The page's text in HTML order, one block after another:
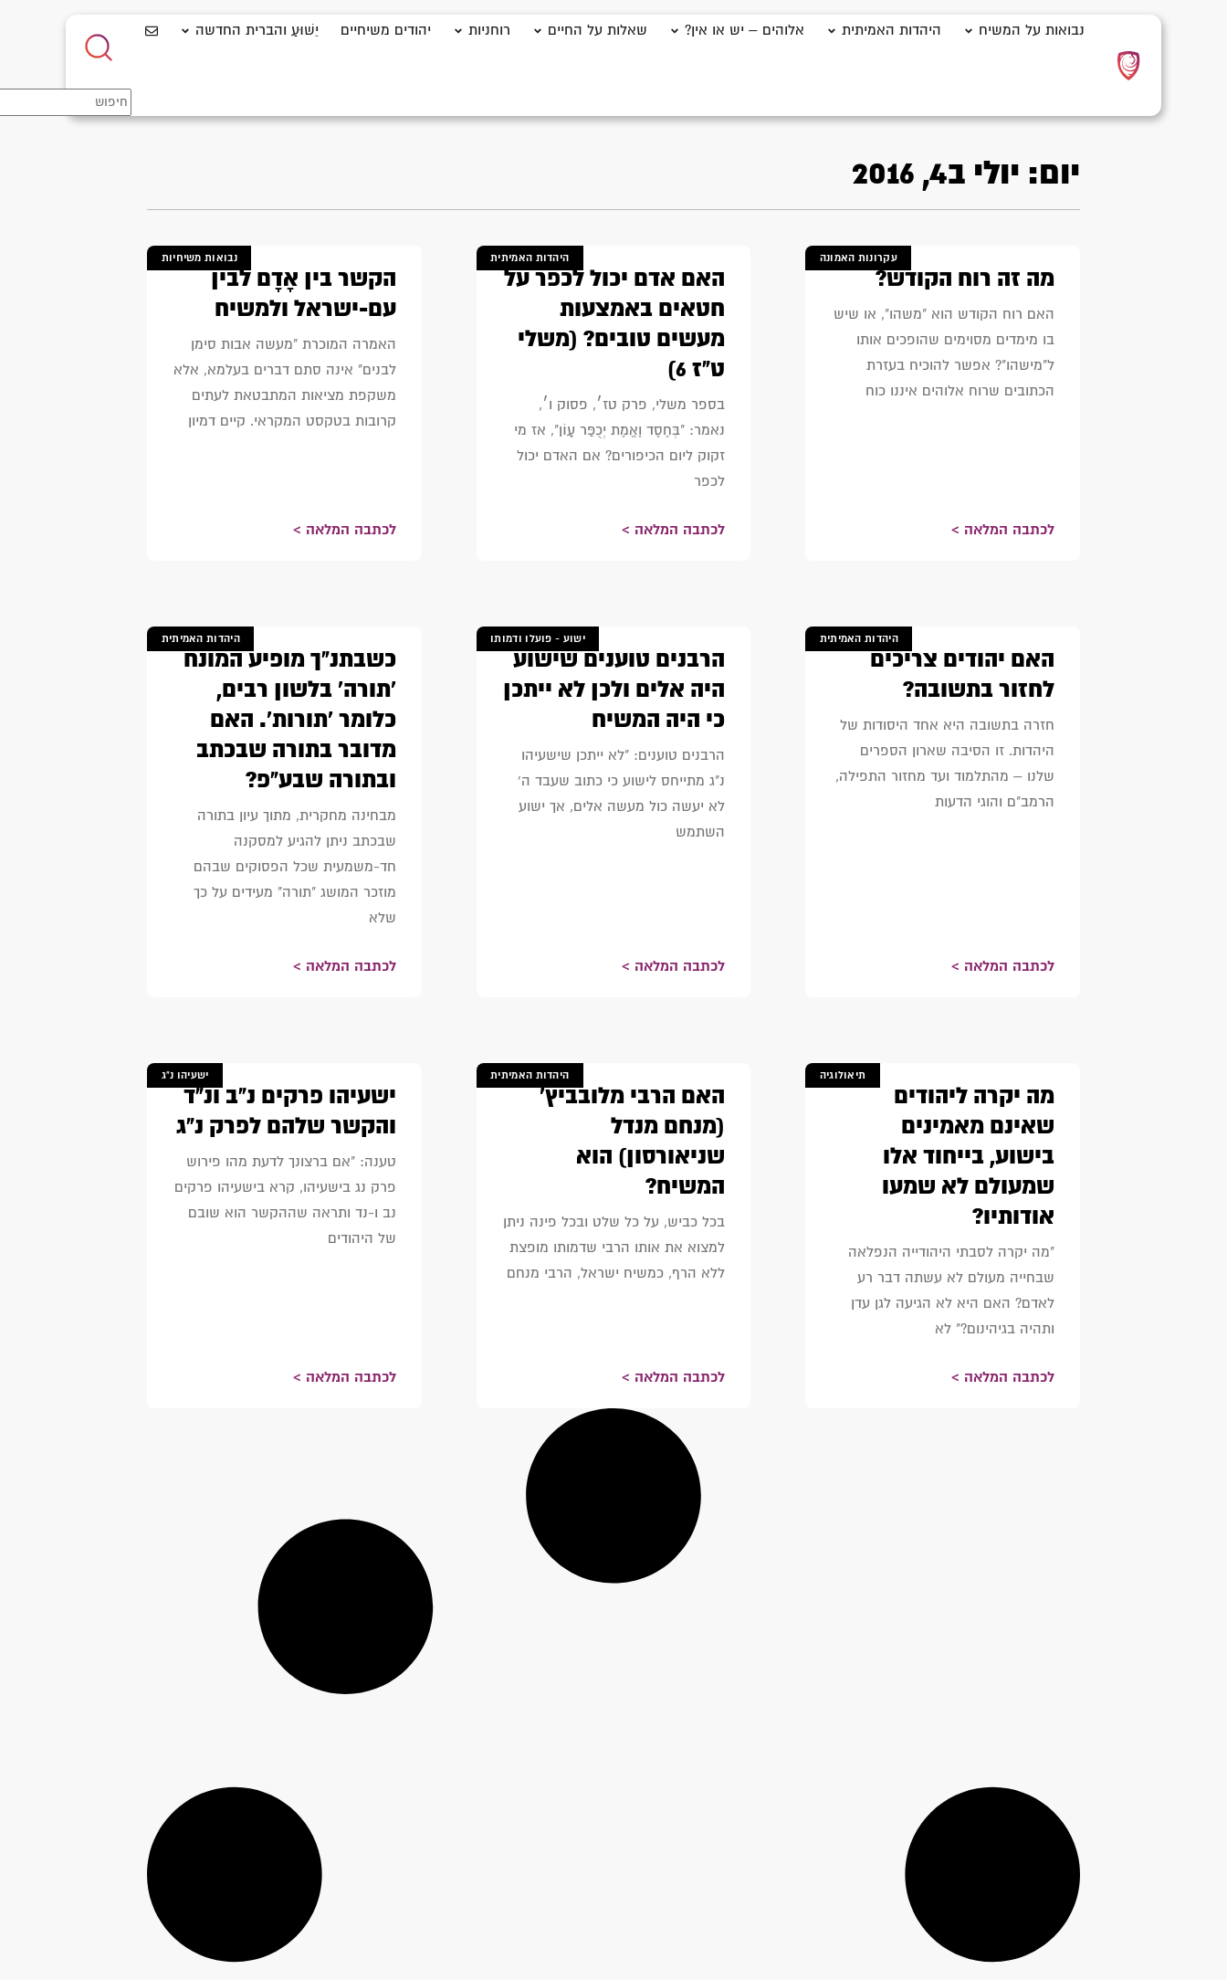
נבואות על המשיח היהדות האמיתית אלוהים – יש או אין? שאלות על החיים רוחניות יהודים משיחיים יֵשׁוּעַ והברית החדשה
יום: יולי ב4, 2016
עקרונות האמונה
מה זה רוח הקודש?
האם רוח הקודש הוא "משהו", או שיש
בו מימדים מסוימים שהופכים אותו
ל"מישהו"? אפשר להוכיח בעזרת
הכתובים שרוח אלוהים איננו כוח
לכתבה המלאה >
היהדות האמיתית
האם אדם יכול לכפר על
חטאים באמצעות
מעשים טובים? (משלי
ט"ז 6)
בספר משלי, פרק טז׳, פסוק ו׳,
נאמר: "בְּחֶסֶד וֶאֱמֶת יְכֻפַּר עָו‍ֹן", אז מי
זקוק ליום הכיפורים? אם האדם יכול
לכפר
לכתבה המלאה >
נבואות משיחיות
הקשר בין אָדָם לבין
עם-ישראל ולמשיח
האמרה המוכרת "מעשה אבות סימן
לבנים" אינה סתם דברים בעלמא, אלא
משקפת מציאות המתבטאת לעתים
קרובות בטקסט המקראי. קיים דמיון
לכתבה המלאה >
היהדות האמיתית
האם יהודים צריכים
לחזור בתשובה?
חזרה בתשובה היא אחד היסודות של
היהדות. זו הסיבה שארון הספרים
שלנו – מהתלמוד ועד מחזור התפילה,
הרמב"ם והוגי הדעות
לכתבה המלאה >
ישוע - פועלו ודמותו
הרבנים טוענים שישוע
היה אלים ולכן לא ייתכן
כי היה המשיח
הרבנים טוענים: "לא ייתכן שישעיהו
נ"ג מתייחס לישוע כי כתוב שעבד ה'
לא יעשה כול מעשה אלים, אך ישוע
השתמש
לכתבה המלאה >
היהדות האמיתית
כשבתנ"ך מופיע המונח
'תורה' בלשון רבים,
כלומר 'תורות'. האם
מדובר בתורה שבכתב
ובתורה שבע"פ?
מבחינה מחקרית, מתוך עיון בתורה
שבכתב ניתן להגיע למסקנה
חד-משמעית שכל הפסוקים שבהם
מוזכר המושג "תורה" מעידים על כך
שלא
לכתבה המלאה >
תיאולוגיה
מה יקרה ליהודים
שאינם מאמינים
בישוע, בייחוד אלו
שמעולם לא שמעו
אודותיו?
"מה יקרה לסבתי היהודייה הנפלאה
שבחייה מעולם לא עשתה דבר רע
לאדם? האם היא לא הגיעה לגן עדן
ותהיה בגיהינום?" לא
לכתבה המלאה >
היהדות האמיתית
האם הרבי מלובביץ'
(מנחם מנדל
שניאורסון) הוא
המשיח?
בכל כביש, על כל שלט ובכל פינה ניתן
למצוא את אותו הרבי שדמותו מופצת
ללא הרף, כמשיח ישראל, הרבי מנחם
לכתבה המלאה >
ישעיהו נ"ג
ישעיהו פרקים נ"ב ונ"ד
והקשר שלהם לפרק נ"ג
טענה: "אם ברצונך לדעת מהו פירוש
פרק נג בישעיהו, קרא בישעיהו פרקים
נב ו-נד ותראה שההקשר הוא שובם
של היהודים
לכתבה המלאה >